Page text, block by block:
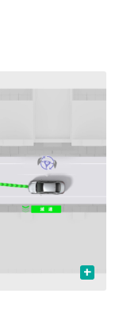
+